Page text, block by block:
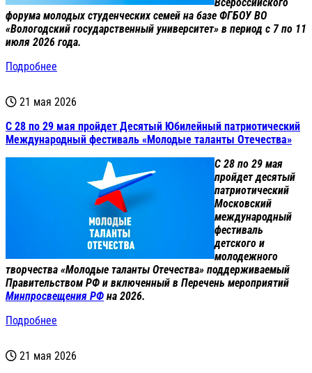
Всероссийского
форума молодых студенческих семей на базе ФГБОУ ВО
«Вологодский государственный университет» в период с 7 по 11
июля 2026 года.
Подробнее
21 мая 2026
С 28 по 29 мая пройдет Десятый Юбилейный патриотический
Международный фестиваль «Молодые таланты Отечества»
С 28 по 29 мая
пройдет десятый
патриотический
Московский
международный
фестиваль
детского и
молодежного
творчества «Молодые таланты Отечества» поддерживаемый
Правительством РФ и включенный в Перечень мероприятий
Минпросвещения РФ на 2026.
Подробнее
21 мая 2026